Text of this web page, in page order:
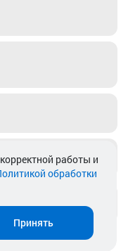
работы и
обработки
Принять